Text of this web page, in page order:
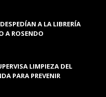
A LA LIBRERÍA
A ROSENDO
LIMPIEZA DEL
PARA PREVENIR